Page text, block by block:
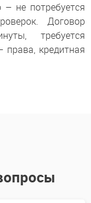
– не потребуется
Договор
требуется
права, кредитная